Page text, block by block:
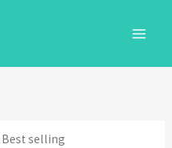
Best selling